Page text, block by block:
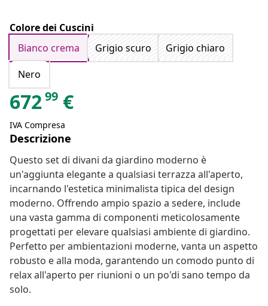
Colore dei Cuscini
Bianco crema
Grigio scuro
Grigio chiaro
Nero
67299 €
IVA Compresa
Descrizione
Questo set di divani da giardino moderno è
un'aggiunta elegante a qualsiasi terrazza all'aperto,
incarnando l'estetica minimalista tipica del design
moderno. Offrendo ampio spazio a sedere, include
una vasta gamma di componenti meticolosamente
progettati per elevare qualsiasi ambiente di giardino.
Perfetto per ambientazioni moderne, vanta un aspetto
robusto e alla moda, garantendo un comodo punto di
relax all'aperto per riunioni o un po'di sano tempo da
solo.